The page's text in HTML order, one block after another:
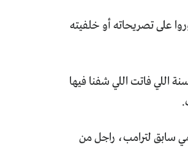
على تصريحاته أو خلفيته
اللي فاتت اللي شفنا فيها
سابق لترامب، راجل من